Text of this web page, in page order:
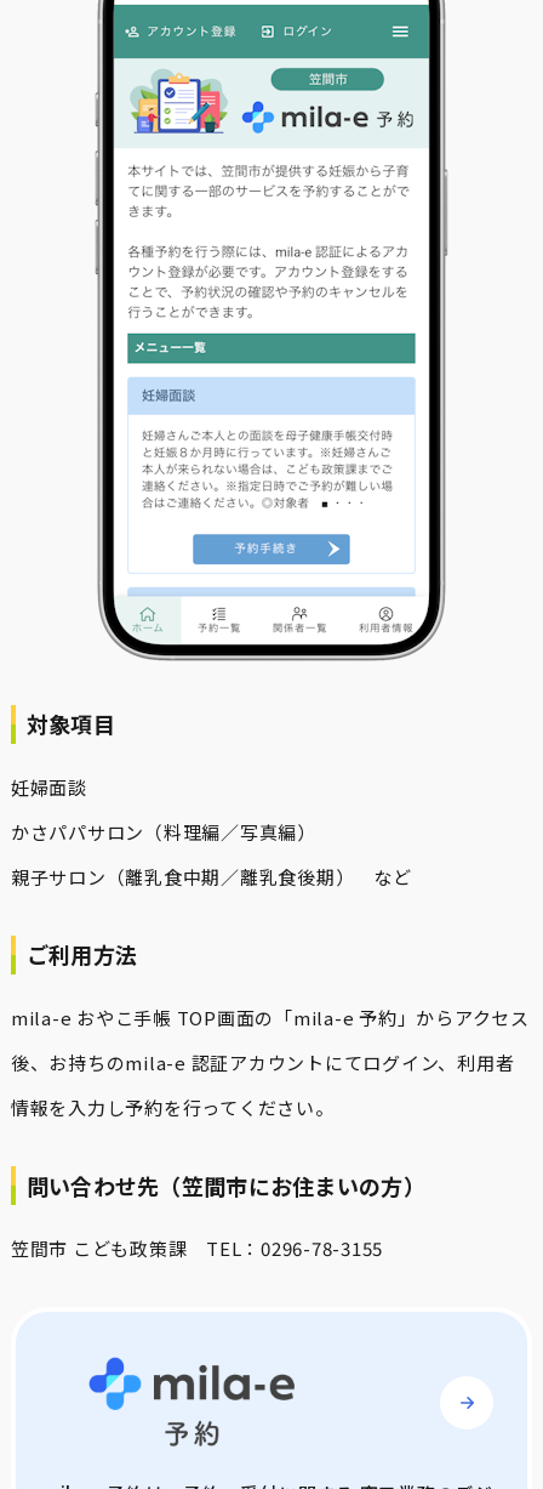
対象項目
妊婦面談
かさパパサロン（料理編／写真編）
親子サロン（離乳食中期／離乳食後期） など
ご利用方法
mila-e おやこ手帳 TOP画面の「mila-e 予約」からアクセス
後、お持ちのmila-e 認証アカウントにてログイン、利用者
情報を入力し予約を行ってください。
問い合わせ先（笠間市にお住まいの方）
笠間市 こども政策課 TEL：0296-78-3155